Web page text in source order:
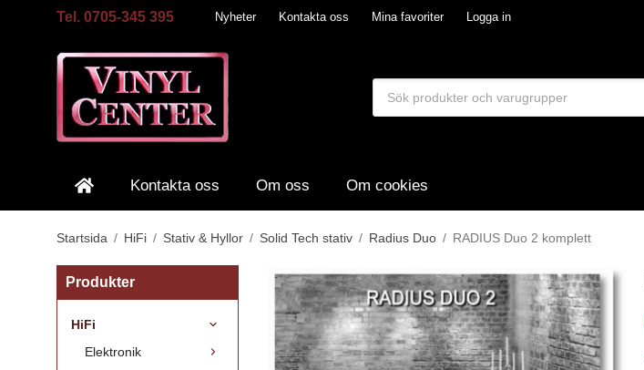
Tel. 0705-345 395 Nyheter Kontakta oss Mina favoriter Logga in
Kontakta oss Om oss Om cookies
Startsida / HiFi / Stativ & Hyllor / Solid Tech stativ / Radius Duo / RADIUS Duo 2 komplett
Produkter
HiFi
Elektronik